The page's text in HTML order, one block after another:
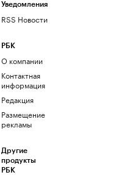
Уведомления
RSS Новости
РБК
О компании
Контактная
информация
Редакция
Размещение
рекламы
Другие
продукты
РБК